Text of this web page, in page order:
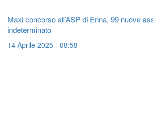
Maxi concorso all’ASP di Enna, 99 nuove
indeterminato
14 Aprile 2025 - 08:58